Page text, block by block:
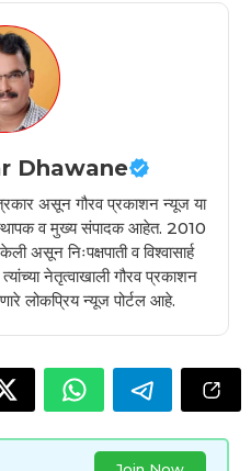
Dhawane
असून गौरव प्रकाशन न्यूज या
व मुख्य संपादक आहेत. 2010
असून निःपक्षपाती व विश्वासार्ह
नेतृत्वाखाली गौरव प्रकाशन
लोकप्रिय न्यूज पोर्टल आहे.